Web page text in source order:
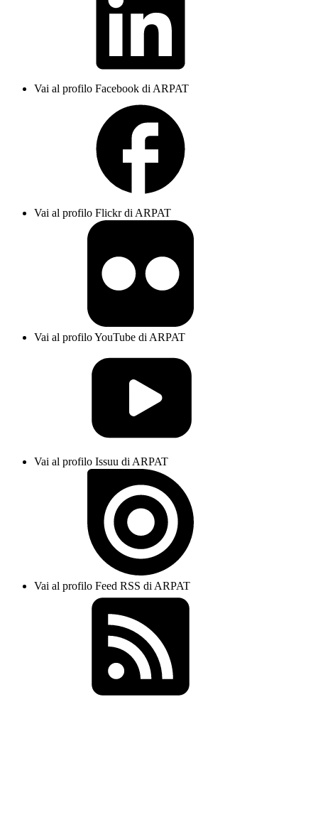
Vai al profilo Facebook di ARPAT
Vai al profilo Flickr di ARPAT
Vai al profilo YouTube di ARPAT
Vai al profilo Issuu di ARPAT
Vai al profilo Feed RSS di ARPAT